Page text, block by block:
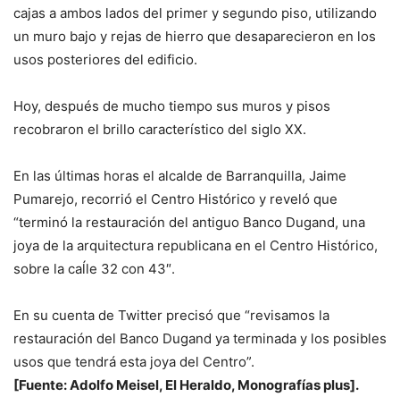
cajas a ambos lados del primer y segundo piso, utilizando
un muro bajo y rejas de hierro que desaparecieron en los
usos posteriores del edificio.
Hoy, después de mucho tiempo sus muros y pisos
recobraron el brillo característico del siglo XX.
En las últimas horas el alcalde de Barranquilla, Jaime
Pumarejo, recorrió el Centro Histórico y reveló que
“terminó la restauración del antiguo Banco Dugand, una
joya de la arquitectura republicana en el Centro Histórico,
sobre la caĺle 32 con 43″.
En su cuenta de Twitter precisó que “revisamos la
restauración del Banco Dugand ya terminada y los posibles
usos que tendrá esta joya del Centro”.
[Fuente: Adolfo Meisel, El Heraldo, Monografías plus].